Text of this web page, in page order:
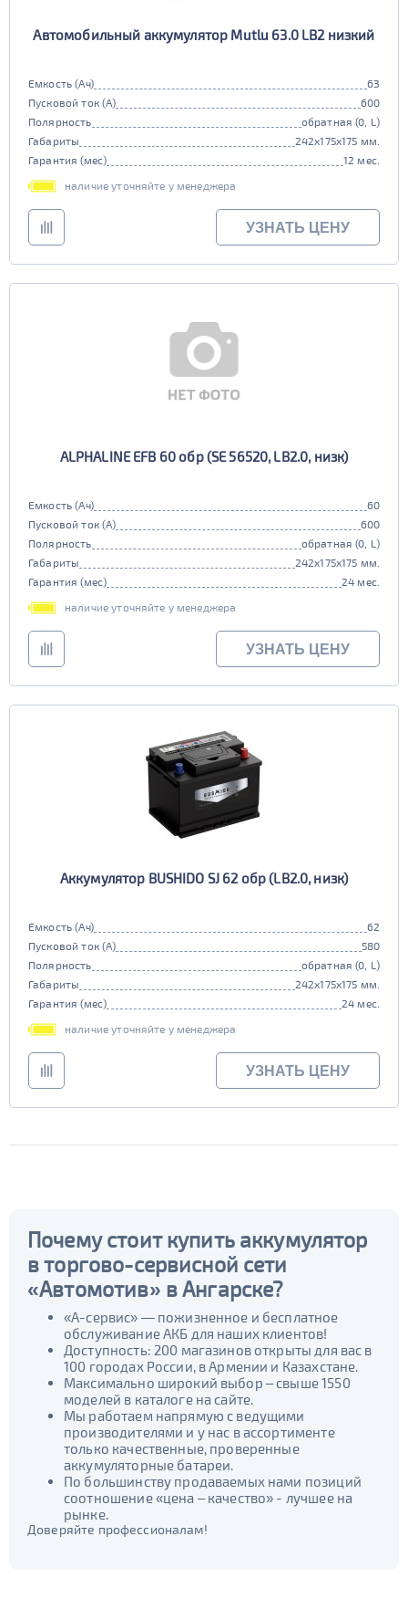
Автомобильный аккумулятор Mutlu 63.0 LB2 низкий
Емкость (Ач)
63
Пусковой ток (А)
600
Полярность
обратная (0, L)
Габариты
242x175x175 мм.
Гарантия (мес)
12 мес.
наличие уточняйте у менеджера
УЗНАТЬ ЦЕНУ
ALPHALINE EFB 60 обр (SE 56520, LB2.0, низк)
Емкость (Ач)
60
Пусковой ток (А)
600
Полярность
обратная (0, L)
Габариты
242x175x175 мм.
Гарантия (мес)
24 мес.
наличие уточняйте у менеджера
УЗНАТЬ ЦЕНУ
Аккумулятор BUSHIDO SJ 62 обр (LB2.0, низк)
Емкость (Ач)
62
Пусковой ток (А)
580
Полярность
обратная (0, L)
Габариты
242x175x175 мм.
Гарантия (мес)
24 мес.
наличие уточняйте у менеджера
УЗНАТЬ ЦЕНУ
Почему стоит купить аккумулятор
в торгово-сервисной сети
«Автомотив» в Ангарске?
«А-сервис» — пожизненное и бесплатное
обслуживание АКБ для наших клиентов!
Доступность: 200 магазинов открыты для вас в
100 городах России, в Армении и Казахстане.
Максимально широкий выбор – свыше 1550
моделей в каталоге на сайте.
Мы работаем напрямую с ведущими
производителями и у нас в ассортименте
только качественные, проверенные
аккумуляторные батареи.
По большинству продаваемых нами позиций
соотношение «цена – качество» - лучшее на
рынке.
Доверяйте профессионалам!